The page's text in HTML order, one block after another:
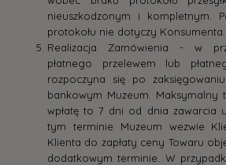
nieuszkodzonym i kompletnym.
protokołu nie dotyczy Konsumenta.
Realizacja Zamówienia - w
płatnego przelewem lub
rozpoczyna się po
bankowym Muzeum. Maksymalny
wpłatę to 7 dni od dnia zawarcia
tym terminie Muzeum wezwie
Klienta do zapłaty ceny Towaru
dodatkowym terminie. W